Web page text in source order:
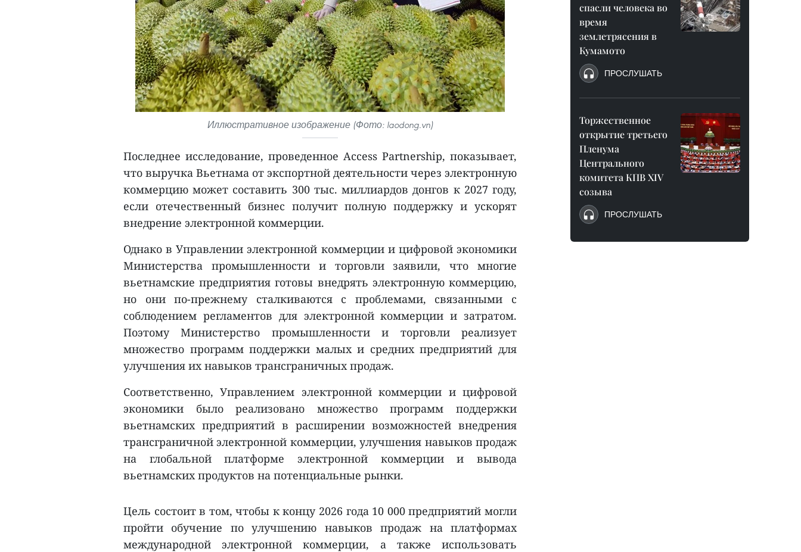
Иллюстративное изображение (Фото: laodong.vn)
Последнее исследование, проведенное Access Partnership, показывает,
что выручка Вьетнама от экспортной деятельности через электронную
коммерцию может составить 300 тыс. миллиардов донгов к 2027 году,
если отечественный бизнес получит полную поддержку и ускорят
внедрение электронной коммерции.
Однако в Управлении электронной коммерции и цифровой экономики
Министерства промышленности и торговли заявили, что многие
вьетнамские предприятия готовы внедрять электронную коммерцию,
но они по-прежнему сталкиваются с проблемами, связанными с
соблюдением регламентов для электронной коммерции и затратом.
Поэтому Министерство промышленности и торговли реализует
множество программ поддержки малых и средних предприятий для
улучшения их навыков трансграничных продаж.
Соответственно, Управлением электронной коммерции и цифровой
экономики было реализовано множество программ поддержки
вьетнамских предприятий в расширении возможностей внедрения
трансграничной электронной коммерции, улучшения навыков продаж
на глобальной платформе электронной коммерции и вывода
вьетнамских продуктов на потенциальные рынки.
Цель состоит в том, чтобы к концу 2026 года 10 000 предприятий могли
пройти обучение по улучшению навыков продаж на платформах
международной электронной коммерции, а также использовать
спасли человека во
время
землетрясения в
Кумамото
ПРОСЛУШАТЬ
Торжественное
открытие третьего
Пленума
Центрального
комитета КПВ XIV
созыва
ПРОСЛУШАТЬ